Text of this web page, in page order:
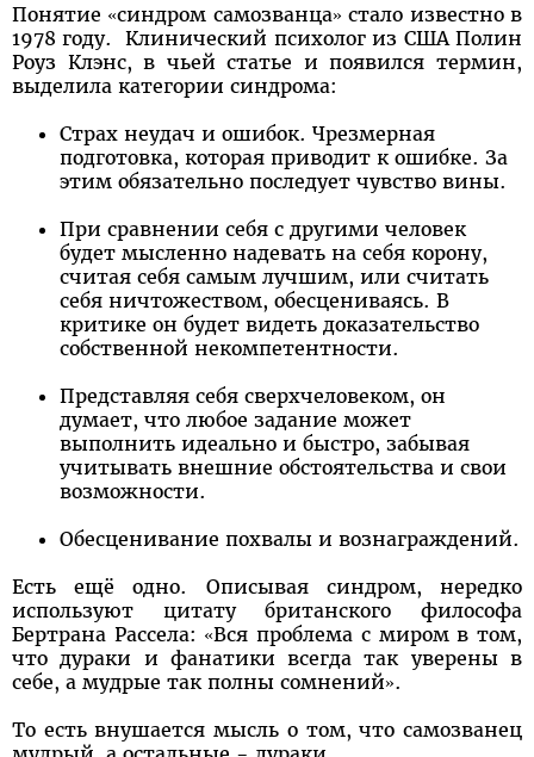
Понятие «синдром самозванца» стало известно в
1978 году. Клинический психолог из США Полин
Роуз Клэнс, в чьей статье и появился термин,
выделила категории синдрома:
Страх неудач и ошибок. Чрезмерная
подготовка, которая приводит к ошибке. За
этим обязательно последует чувство вины.
При сравнении себя с другими человек
будет мысленно надевать на себя корону,
считая себя самым лучшим, или считать
себя ничтожеством, обесцениваясь. В
критике он будет видеть доказательство
собственной некомпетентности.
Представляя себя сверхчеловеком, он
думает, что любое задание может
выполнить идеально и быстро, забывая
учитывать внешние обстоятельства и свои
возможности.
Обесценивание похвалы и вознаграждений.
Есть ещё одно. Описывая синдром, нередко
используют цитату британского философа
Бертрана Рассела: «Вся проблема с миром в том,
что дураки и фанатики всегда так уверены в
себе, а мудрые так полны сомнений».
То есть внушается мысль о том, что самозванец